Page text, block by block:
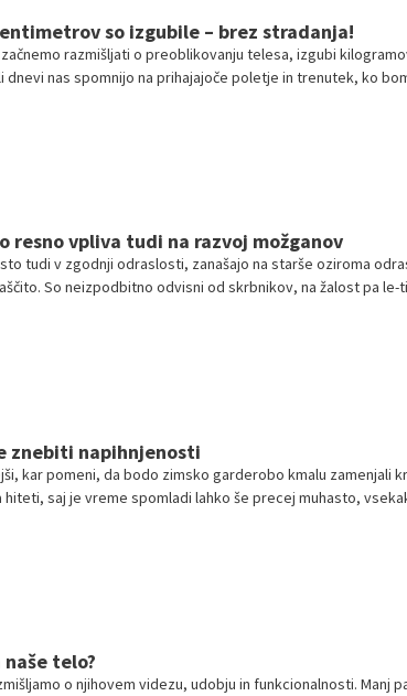
so izgubile – brez stradanja!
razmišljati o preoblikovanju telesa, izgubi
nas spomnijo na prihajajoče poletje in trenutek, ko
resno vpliva tudi na razvoj možganov
tudi v zgodnji odraslosti, zanašajo na starše oziroma
So neizpodbitno odvisni od skrbnikov, na žalost pa le-
znebiti napihnjenosti
kar pomeni, da bodo zimsko garderobo kmalu zamenjali
saj je vreme spomladi lahko še precej muhasto,
telo?
o njihovem videzu, udobju in funkcionalnosti. Manj